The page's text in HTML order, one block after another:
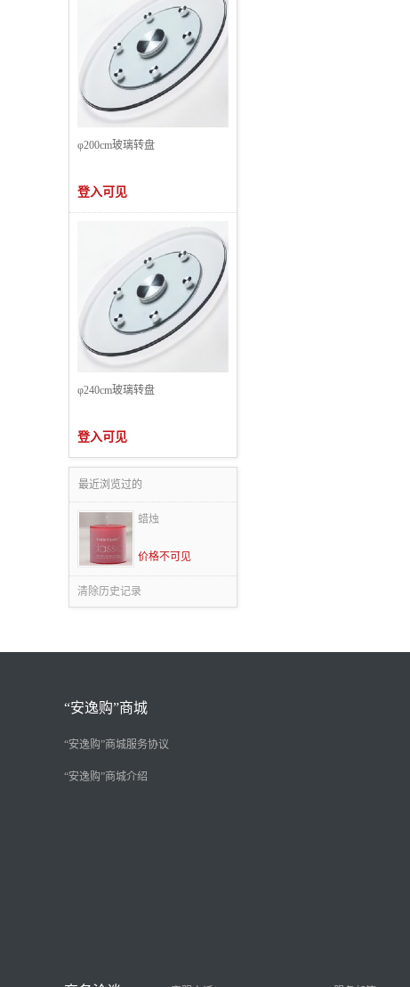
φ200cm玻璃转盘
登入可见
φ240cm玻璃转盘
登入可见
最近浏览过的
蜡烛
价格不可见
清除历史记录
“安逸购”商城
“安逸购”商城服务协议
“安逸购”商城介绍